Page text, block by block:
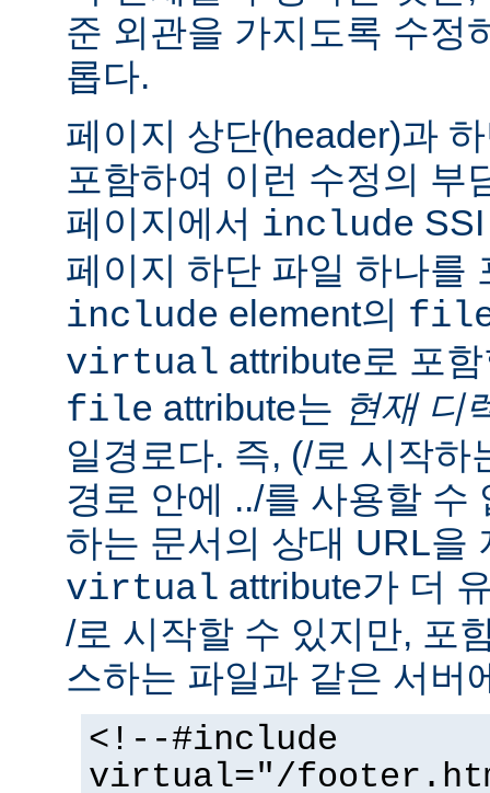
준 외관을 가지도록 수정
롭다.
페이지 상단(header)과
포함하여 이런 수정의 부
페이지에서 include
페이지 하단 파일 하나를
include element의
virtual attribute로 포
file attribute는 현재 디
일경로다. 즉, (/로 시작하
경로 안에 ../를 사용할 수
하는 문서의 상대 URL을
virtual attribute가 더
/로 시작할 수 있지만, 포
스하는 파일과 같은 서버
<!--#include
virtual="/